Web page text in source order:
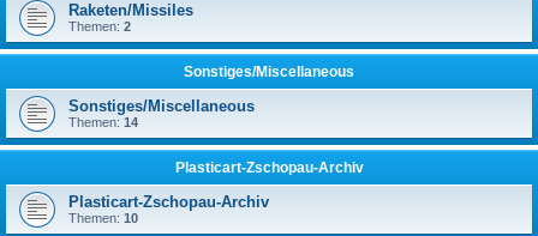
Raketen/Missiles
Themen: 2
Sonstiges/Miscellaneous
Sonstiges/Miscellaneous
Themen: 14
Plasticart-Zschopau-Archiv
Plasticart-Zschopau-Archiv
Themen: 10